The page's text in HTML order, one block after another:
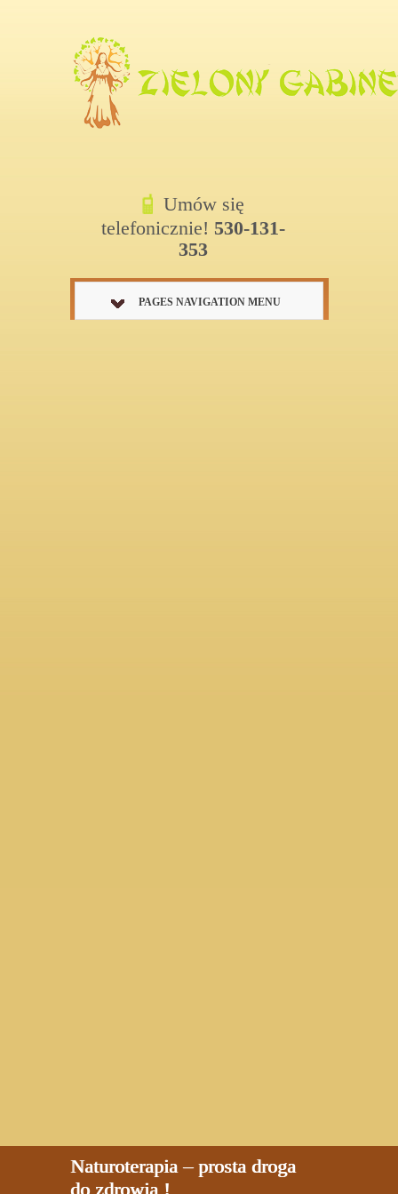
Umów się
telefonicznie! 530-131-
353
PAGES NAVIGATION MENU
Naturoterapia – prosta droga
do zdrowia !